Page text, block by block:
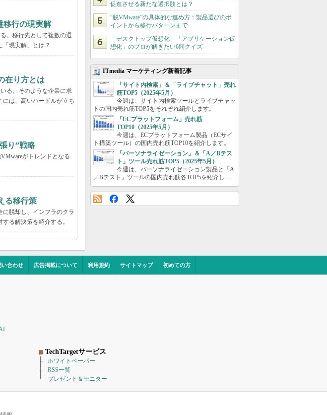
行の現実解
。移行先として複数の選
現実解」とは？
在り方とは
る。そのような企業に求
は、高いハードルが立ち
り”戦略
がトレンドとなる
る移行策
脱却し、インフラのクラ
る解決策を紹介する。
促進させる新たな選択肢とは？
“脱VMware”の具体的な進め方：製品選びのポ
イントから移行パターンまで
「デスクトップ仮想化」「アプリケーション仮
想化」のプロが解きたい6問クイズ
ITmedia マーケティング新着記事
「サイト内検索」＆「ライブチャット」売れ
筋TOP5（2025年5月）
今週は、サイト内検索ツールとライブチャッ
トの国内売れ筋TOP5をそれぞれ紹介します。
「ECプラットフォーム」売れ筋
TOP10（2025年5月）
今週は、ECプラットフォーム製品（ECサイ
ト構築ツール）の国内売れ筋TOP10を紹介します。
「パーソナライゼーション」＆「A／Bテス
ト」ツール売れ筋TOP5（2025年5月）
今週は、パーソナライゼーション製品と「A
／Bテスト」ツールの国内売れ筋各TOP5を紹介し...
い合わせ 広告掲載について 利用規約 サイトマップ 初めての方
TechTargetサービス
ホワイトペーパー
RSS一覧
プレゼント＆モニター